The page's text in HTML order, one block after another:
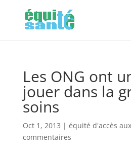
Les ONG ont
jouer dans la
soins
Oct 1, 2013 | équité d'accès
commentaires